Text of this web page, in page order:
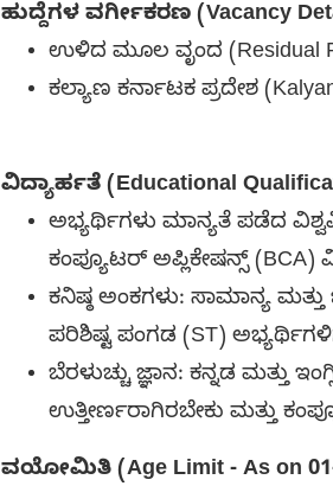
ಹುದ್ದೆಗಳ ವರ್ಗೀಕರಣ (Vacancy
ಉಳಿದ ಮೂಲ ವೃಂದ (Residual
ಕಲ್ಯಾಣ ಕರ್ನಾಟಕ ಪ್ರದೇಶ
ವಿದ್ಯಾರ್ಹತೆ (Educational
ಅಭ್ಯರ್ಥಿಗಳು ಮಾನ್ಯತೆ ಪಡೆದ
ಕಂಪ್ಯೂಟರ್ ಅಪ್ಲಿಕೇಷನ್ಸ್
ಕನಿಷ್ಠ ಅಂಕಗಳು: ಸಾಮಾನ್ಯ
ಪರಿಶಿಷ್ಟ ಪಂಗಡ (ST)
ಬೆರಳುಚ್ಚು ಜ್ಞಾನ: ಕನ್ನಡ ಮತ್ತು
ಉತ್ತೀರ್ಣರಾಗಿರಬೇಕು ಮತ್ತು
ವಯೋಮಿತಿ (Age Limit - As on 01-